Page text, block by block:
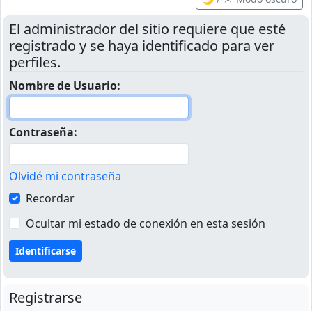
El administrador del sitio requiere que esté
registrado y se haya identificado para ver
perfiles.
Nombre de Usuario:
Contraseña:
Olvidé mi contraseña
Recordar
Ocultar mi estado de conexión en esta sesión
Registrarse